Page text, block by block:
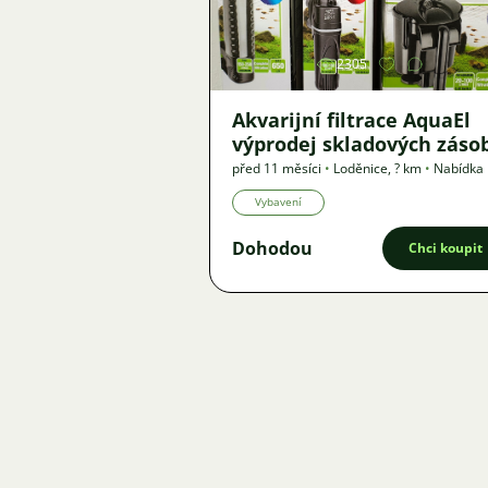
2305
Akvarijní filtrace AquaEl
výprodej skladových
před 11 měsíci • Loděnice,? km • Nabídka
Vybavení
Dohodou Chci koupit